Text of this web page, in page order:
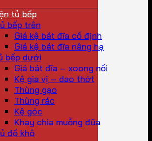
tủ bếp
bếp trên
Giá kệ bát đĩa cố định
Giá kệ bát đĩa nâng hạ
bếp dưới
Giá bát đĩa – xoong nồi
Kệ gia vị – dao thớt
Thùng gạo
Thùng rác
Kệ góc
Khay chia muỗng đũa
đồ khô